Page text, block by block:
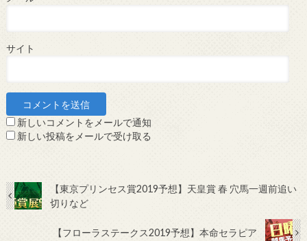
サイト
新しいコメントをメールで通知
新しい投稿をメールで受け取る
【東京プリンセス賞2019予想】天皇賞 春 穴馬一週前追い
切りなど
【フローラステークス2019予想】本命セラピア